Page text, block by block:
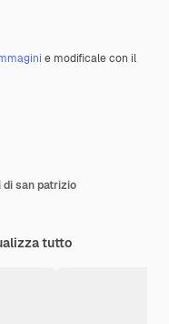
e modificale con il
san patrizio
tutto